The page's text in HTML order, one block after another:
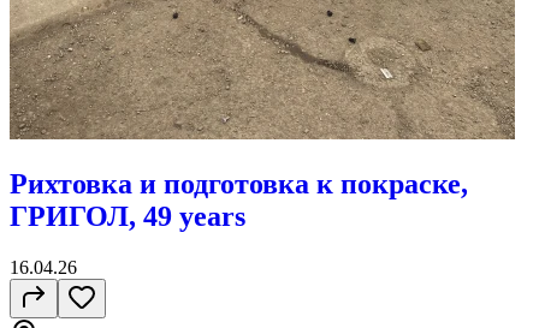
Рихтовка и подготовка к покраске,
ГРИГОЛ, 49 years
16.04.26